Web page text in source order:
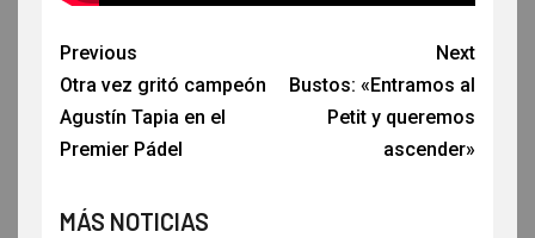
Previous
Otra vez gritó campeón
Agustín Tapia en el
Premier Pádel
Next
Bustos: «Entramos al
Petit y queremos
ascender»
MÁS NOTICIAS